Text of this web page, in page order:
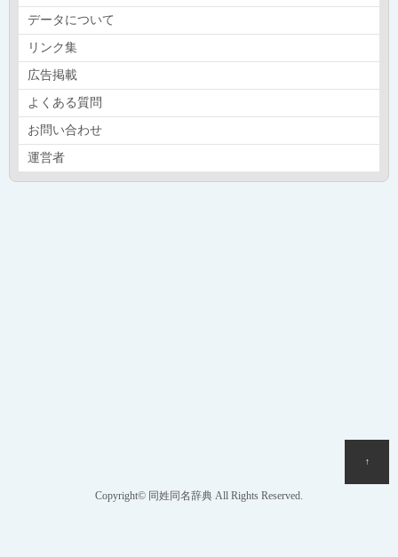
データについて
リンク集
広告掲載
よくある質問
お問い合わせ
運営者
↑
Copyright© 同姓同名辞典 All Rights Reserved.